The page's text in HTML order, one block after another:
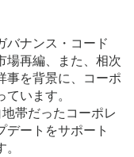
バナンス・コード
場再編、また、相次
事を背景に、コーポ
います。
帯だったコーポレ
ートをサポート